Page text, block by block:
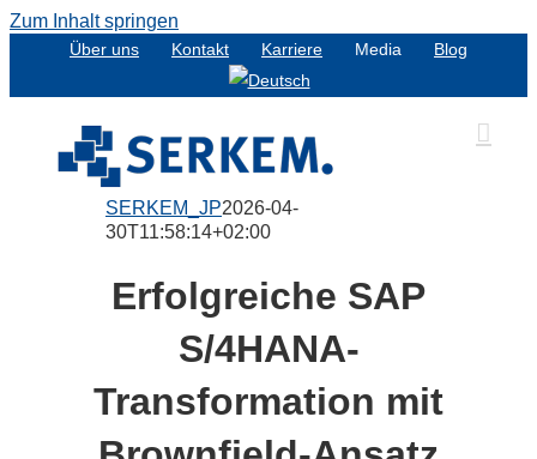
Zum Inhalt springen
Über uns Kontakt Karriere Media Blog
SERKEM_JP2026-04-
30T11:58:14+02:00
Erfolgreiche SAP
S/4HANA-
Transformation mit